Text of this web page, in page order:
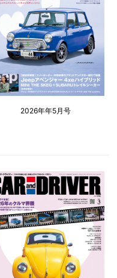
2026年年5月号